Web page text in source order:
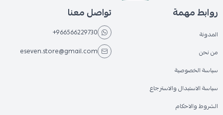
روابط مهمة
المدونة
من نحن
سياسة الخصوصية
سياسة الاستبدال والاسترجاع
الشروط والاحكام
تواصل معنا
+966566229730
eseven.store@gmail.com